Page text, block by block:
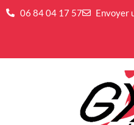
06 84 04 17 57 Envoyer